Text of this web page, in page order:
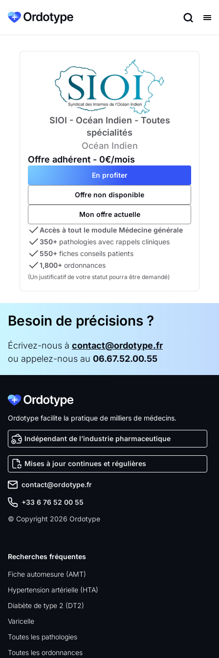
SIOI - Océan Indien - Toutes
spécialités
Océan Indien
Offre adhérent - 0€/mois
En profiter
Offre non disponible
Mon offre actuelle
Accès à tout le module Médecine générale
350+ pathologies avec rappels cliniques
550+ fiches conseils patients
1,800+ ordonnances
(Un justificatif de votre statut pourra être demandé)
Besoin de précisions ?
Écrivez-nous à contact@ordotype.fr
ou appelez-nous au 06.67.52.00.55
Ordotype facilite la pratique de milliers de médecins.
Indépendant de l’industrie pharmaceutique
Mises à jour continues et régulières
contact@ordotype.fr
+33 6 76 52 00 55
© Copyright 2026 Ordotype
Recherches fréquentes
Fiche automesure (AMT)
Hypertension artérielle (HTA)
Diabète de type 2 (DT2)
Varicelle
Toutes les pathologies
Toutes les ordonnances